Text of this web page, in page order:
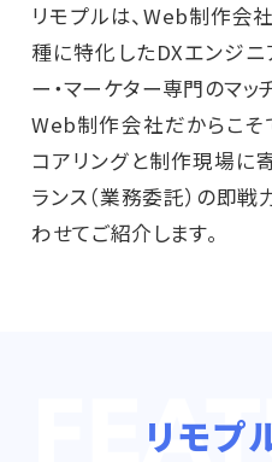
リモプルは、Web制作会
種に特化したDXエンジニ
ー・マーケター専門のマッ
Web制作会社だからこそ
コアリングと制作現場に
ランス（業務委託）の即
わせてご紹介します。
リモプ